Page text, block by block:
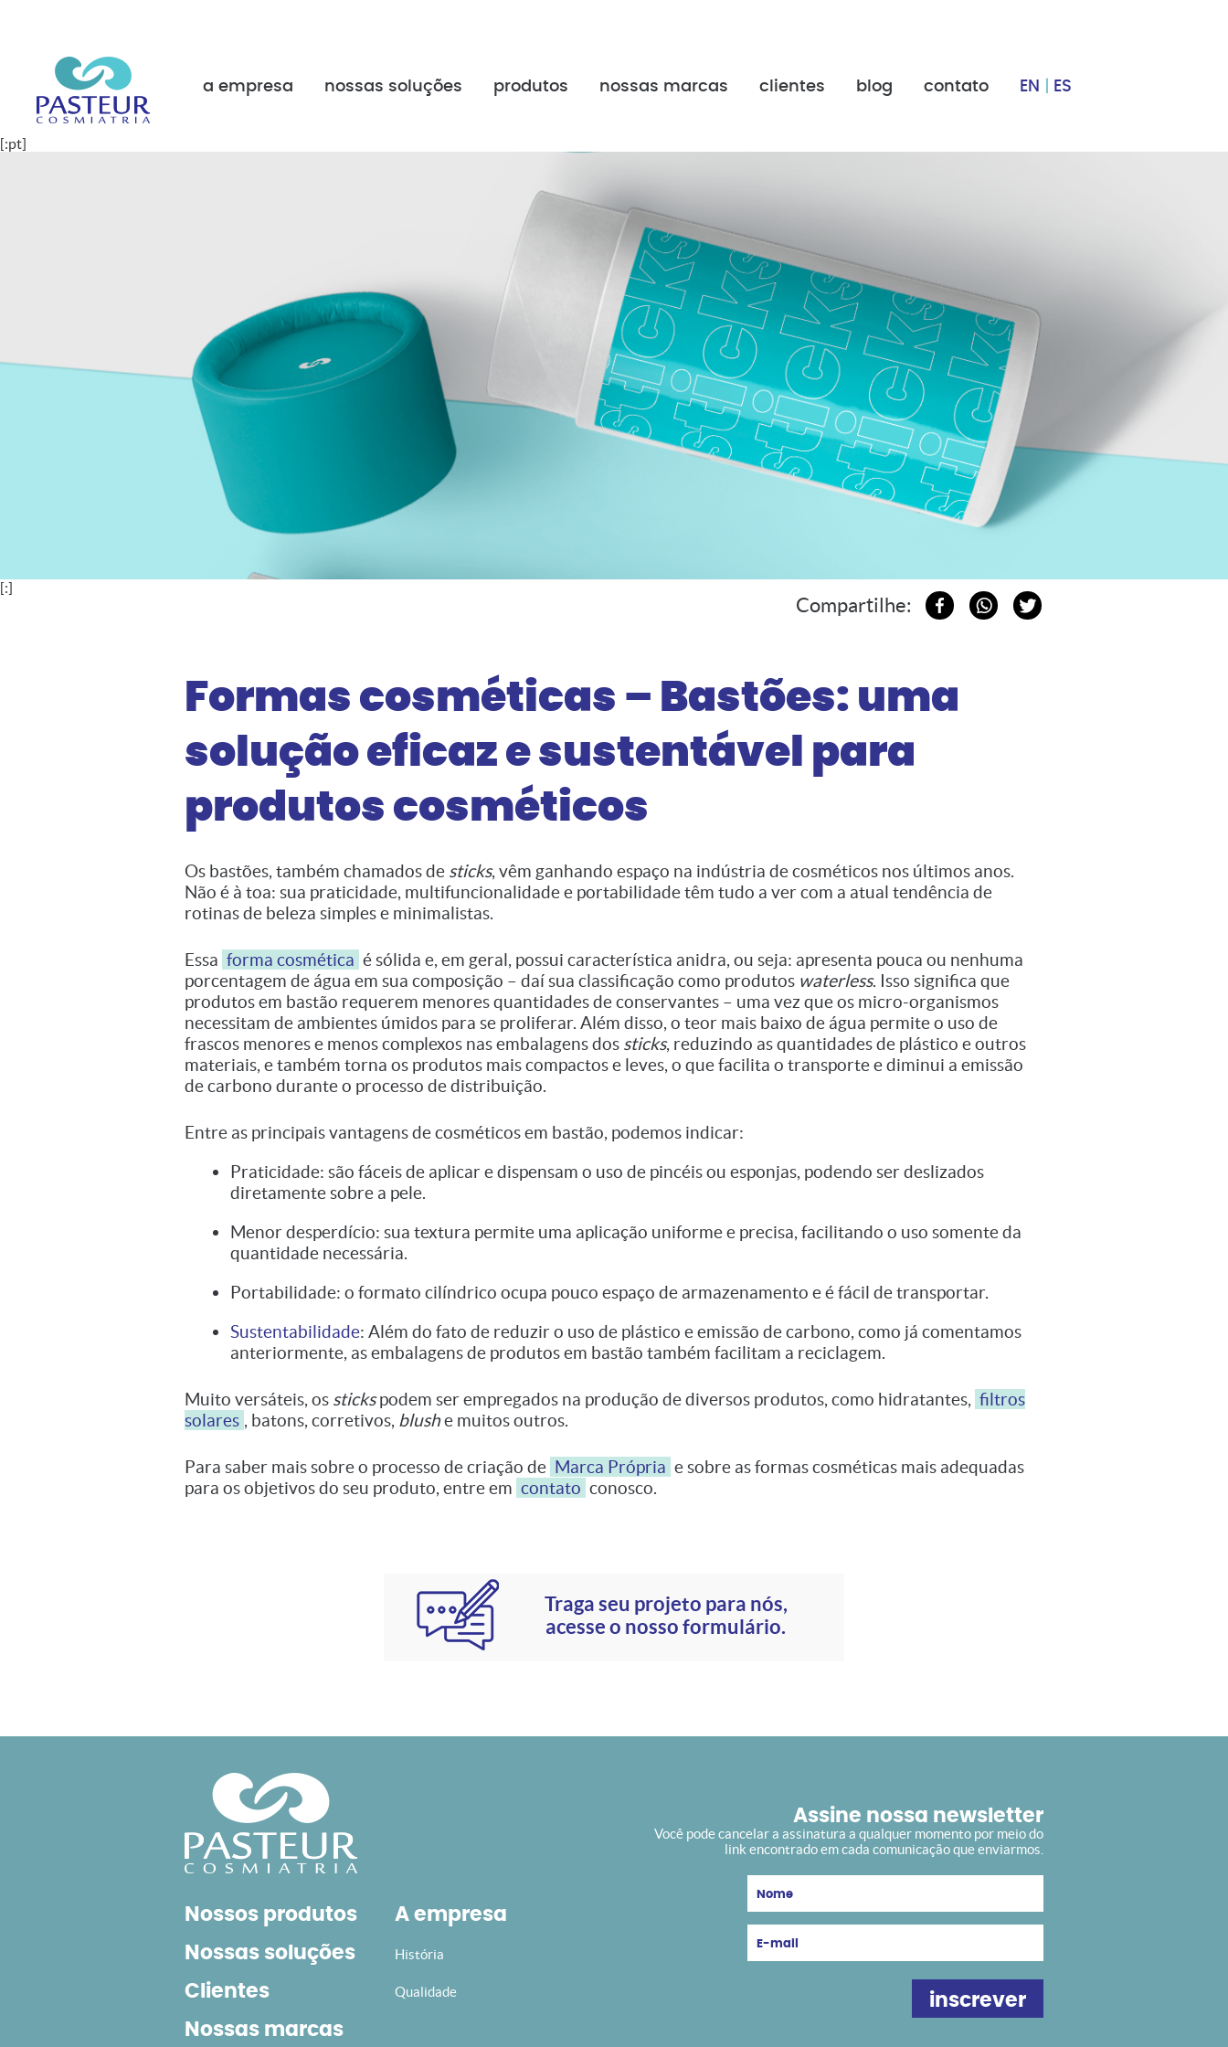
a empresa nossas soluções produtos nossas marcas clientes blog contato EN ES
[:pt]
Compartilhe:
[:]
Formas cosméticas – Bastões: uma
solução eficaz e sustentável para
produtos cosméticos
Os bastões, também chamados de sticks, vêm ganhando espaço na indústria de cosméticos nos últimos anos.
Não é à toa: sua praticidade, multifuncionalidade e portabilidade têm tudo a ver com a atual tendência de
rotinas de beleza simples e minimalistas.
Essa forma cosmética é sólida e, em geral, possui característica anidra, ou seja: apresenta pouca ou nenhuma
porcentagem de água em sua composição – daí sua classificação como produtos waterless. Isso significa que
produtos em bastão requerem menores quantidades de conservantes – uma vez que os micro-organismos
necessitam de ambientes úmidos para se proliferar. Além disso, o teor mais baixo de água permite o uso de
frascos menores e menos complexos nas embalagens dos sticks, reduzindo as quantidades de plástico e outros
materiais, e também torna os produtos mais compactos e leves, o que facilita o transporte e diminui a emissão
de carbono durante o processo de distribuição.
Entre as principais vantagens de cosméticos em bastão, podemos indicar:
Praticidade: são fáceis de aplicar e dispensam o uso de pincéis ou esponjas, podendo ser deslizados
diretamente sobre a pele.
Menor desperdício: sua textura permite uma aplicação uniforme e precisa, facilitando o uso somente da
quantidade necessária.
Portabilidade: o formato cilíndrico ocupa pouco espaço de armazenamento e é fácil de transportar.
Sustentabilidade: Além do fato de reduzir o uso de plástico e emissão de carbono, como já comentamos
anteriormente, as embalagens de produtos em bastão também facilitam a reciclagem.
Muito versáteis, os stickspodem ser empregados na produção de diversos produtos, como hidratantes, filtros
solares , batons, corretivos, blushe muitos outros.
Para saber mais sobre o processo de criação de Marca Própria e sobre as formas cosméticas mais adequadas
para os objetivos do seu produto, entre em contato conosco.
Traga seu projeto para nós,
acesse o nosso formulário.
Nossos produtos
Nossas soluções
Clientes
Nossas marcas
A empresa
História
Qualidade
Assine nossa newsletter
Você pode cancelar a assinatura a qualquer momento por meio do
link encontrado em cada comunicação que enviarmos.